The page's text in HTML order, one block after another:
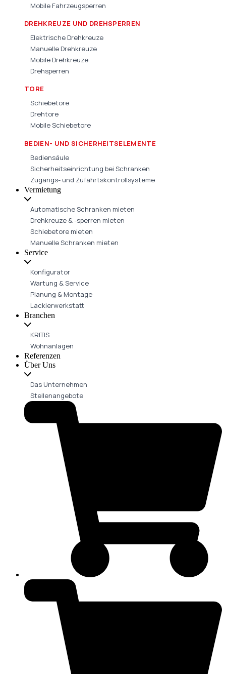
Mobile Fahrzeugsperren
DREHKREUZE UND DREHSPERREN
Elektrische Drehkreuze
Manuelle Drehkreuze
Mobile Drehkreuze
Drehsperren
TORE
Schiebetore
Drehtore
Mobile Schiebetore
BEDIEN- UND SICHERHEITSELEMENTE
Bediensäule
Sicherheitseinrichtung bei Schranken
Zugangs- und Zufahrtskontrollsysteme
Vermietung
Automatische Schranken mieten
Drehkreuze & -sperren mieten
Schiebetore mieten
Manuelle Schranken mieten
Service
Konfigurator
Wartung & Service
Planung & Montage
Lackierwerkstatt
Branchen
KRITIS
Wohnanlagen
Referenzen
Über Uns
Das Unternehmen
Stellenangebote